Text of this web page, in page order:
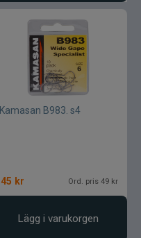
Kamasan B983. s4
45 kr Ord. pris 49 kr
Lägg i varukorgen